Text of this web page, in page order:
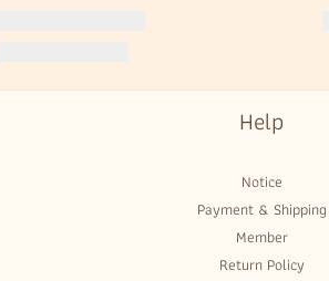
Help
Notice
Payment & Shipping
Member
Return Policy